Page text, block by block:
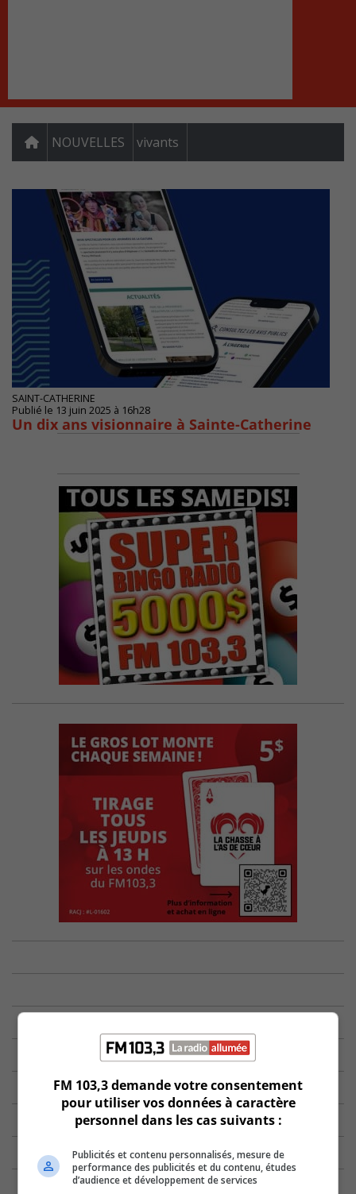
NOUVELLES vivants
SAINT-CATHERINE
Publié le 13 juin 2025 à 16h28
Un dix ans visionnaire à Sainte-Catherine
FM 103,3 demande votre consentement
pour utiliser vos données à caractère
personnel dans les cas suivants :
Publicités et contenu personnalisés, mesure de
performance des publicités et du contenu, études
d’audience et développement de services